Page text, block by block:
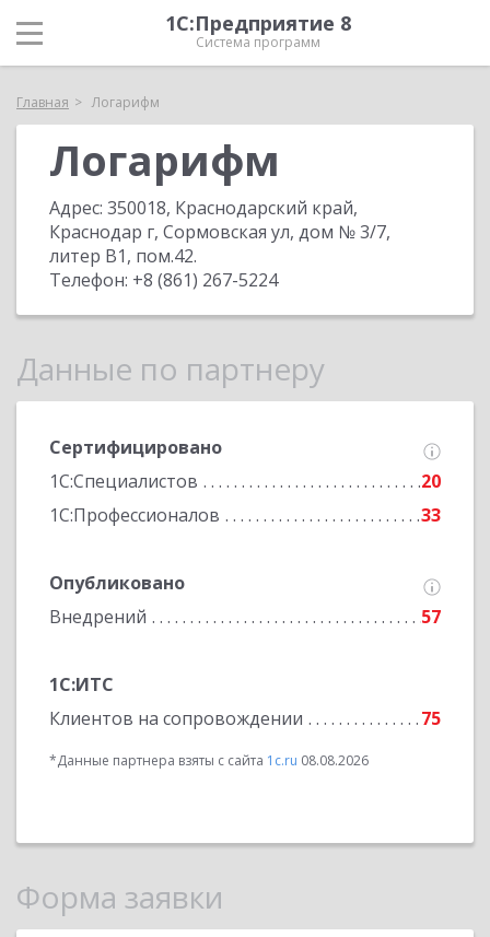
1С:Предприятие 8
Система программ
Главная Логарифм
Логарифм
Адрес: 350018, Краснодарский край,
Краснодар г, Сормовская ул, дом № 3/7,
литер В1, пом.42.
Телефон: +8 (861) 267-5224
Данные по партнеру
Сертифицировано
1С:Специалистов
20
1С:Профессионалов
33
Опубликовано
Внедрений
57
1С:ИТС
Клиентов на сопровождении
75
*Данные партнера взяты с сайта 1c.ru 08.08.2026
Форма заявки